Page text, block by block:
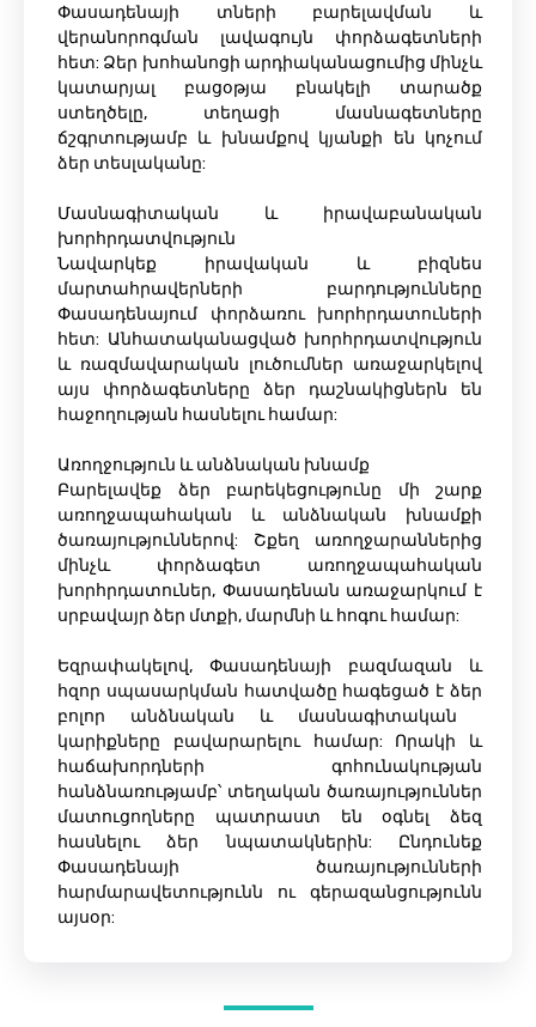
Փասադենայի տների բարելավման և
վերանորոգման լավագույն փորձագետների
հետ: Ձեր խոհանոցի արդիականացումից մինչև
կատարյալ բացօթյա բնակելի տարածք
ստեղծելը, տեղացի մասնագետները
ճշգրտությամբ և խնամքով կյանքի են կոչում
ձեր տեսլականը:
Մասնագիտական ​​և իրավաբանական
խորհրդատվություն
Նավարկեք իրավական և բիզնես
մարտահրավերների բարդությունները
Փասադենայում փորձառու խորհրդատուների
հետ: Անհատականացված խորհրդատվություն
և ռազմավարական լուծումներ առաջարկելով
այս փորձագետները ձեր դաշնակիցներն են
հաջողության հասնելու համար:
Առողջություն և անձնական խնամք
Բարելավեք ձեր բարեկեցությունը մի շարք
առողջապահական և անձնական խնամքի
ծառայություններով: Շքեղ առողջարաններից
մինչև փորձագետ առողջապահական
խորհրդատուներ, Փասադենան առաջարկում է
սրբավայր ձեր մտքի, մարմնի և հոգու համար:
Եզրափակելով, Փասադենայի բազմազան և
հզոր սպասարկման հատվածը հագեցած է ձեր
բոլոր անձնական և մասնագիտական ​​
կարիքները բավարարելու համար: Որակի և
հաճախորդների գոհունակության
հանձնառությամբ՝ տեղական ծառայություններ
մատուցողները պատրաստ են օգնել ձեզ
հասնելու ձեր նպատակներին: Ընդունեք
Փասադենայի ծառայությունների
հարմարավետությունն ու գերազանցությունն
այսօր: